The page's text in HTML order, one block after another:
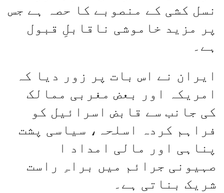
نسل کشی کے منصوبے کا حصہ ہے جس
پر مزید خاموشی ناقابلِ قبول
ہے۔
ایران نے اس بات پر زور دیا کہ
امریکہ اور بعض مغربی ممالک
کی جانب سے قابض اسرائیل کو
فراہم کردہ اسلحہ، سیاسی پشت
پناہی اور مالی امداد ا
صہیونی جرائم میں براہِ راست
شریک بناتی ہے۔